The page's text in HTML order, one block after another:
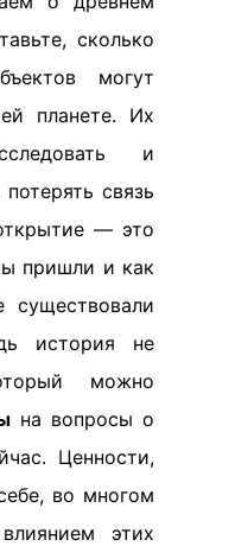
сколько
могут
планете. Их
и
связь
— это
пришли и как
история не
можно
на вопросы о
Ценности,
во многом
этих